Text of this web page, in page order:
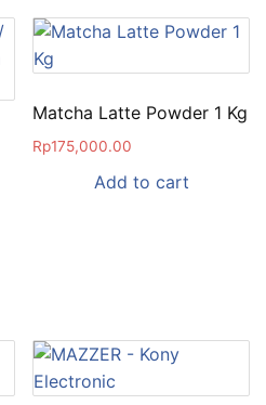
Matcha Latte Powder 1 Kg
Rp175,000.00
Add to cart